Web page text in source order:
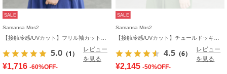
SALE
Samansa Mos2
5.0 （1）
レビュー
を見る
¥1,716 -60%OFF-
SALE
Samansa Mos2
4.5 （6）
レビュー
を見る
¥2,145 -50%OFF-